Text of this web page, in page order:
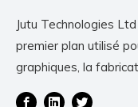
Jutu Technologies
premier plan utilisé
graphiques, la